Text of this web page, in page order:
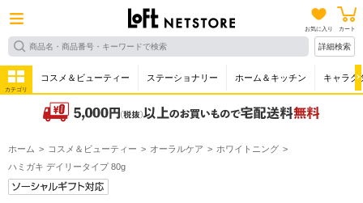
お気に入り カート
詳細検索
カテゴリ
コスメ＆ビューティー ステーショナリー ホーム＆キッチン キャラク
ホーム コスメ＆ビューティー オーラルケア
ホワイトニング
ハミガキ デイリータイプ 80g